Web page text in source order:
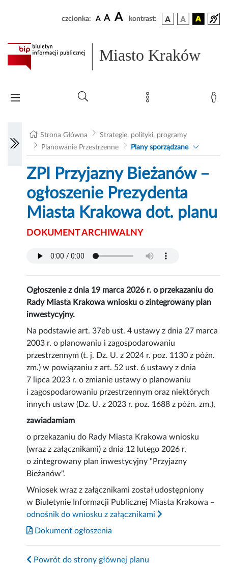
czcionka: A A A kontrast:
Miasto Kraków
Strona Główna
Strategie, polityki, programy
Planowanie Przestrzenne
Plany sporządzane
ZPI Przyjazny Bieżanów –
ogłoszenie Prezydenta
Miasta Krakowa dot. planu
DOKUMENT ARCHIWALNY
Ogłoszenie z dnia 19 marca 2026 r. o przekazaniu do
Rady Miasta Krakowa wniosku o zintegrowany plan
inwestycyjny.
Na podstawie art. 37eb ust. 4 ustawy z dnia 27 marca
2003 r. o planowaniu i zagospodarowaniu
przestrzennym (t. j. Dz. U. z 2024 r. poz. 1130 z późn.
zm.) w powiązaniu z art. 52 ust. 6 ustawy z dnia
7 lipca 2023 r. o zmianie ustawy o planowaniu
i zagospodarowaniu przestrzennym oraz niektórych
innych ustaw (Dz. U. z 2023 r. poz. 1688 z późn. zm.),
zawiadamiam
o przekazaniu do Rady Miasta Krakowa wniosku
(wraz z załącznikami) z dnia 12 lutego 2026 r.
o zintegrowany plan inwestycyjny "Przyjazny
Bieżanów".
Wniosek wraz z załącznikami został udostępniony
w Biuletynie Informacji Publicznej Miasta Krakowa –
odnośnik do wniosku z załącznikami
Dokument ogłoszenia
Powrót do strony głównej planu